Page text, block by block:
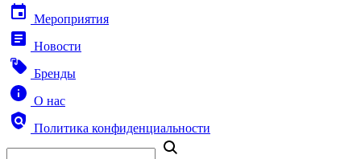
Мероприятия
Новости
Бренды
О нас
Политика конфиденциальности